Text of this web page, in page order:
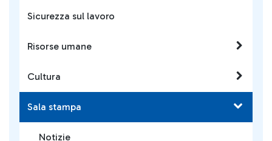
Sicurezza sul lavoro
Risorse umane
Cultura
Sala stampa
Notizie